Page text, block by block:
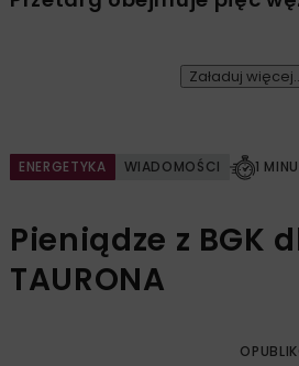
Załaduj
ENERGETYKA WIADOMOŚCI 1
Pieniądze z BGK
TAURONA